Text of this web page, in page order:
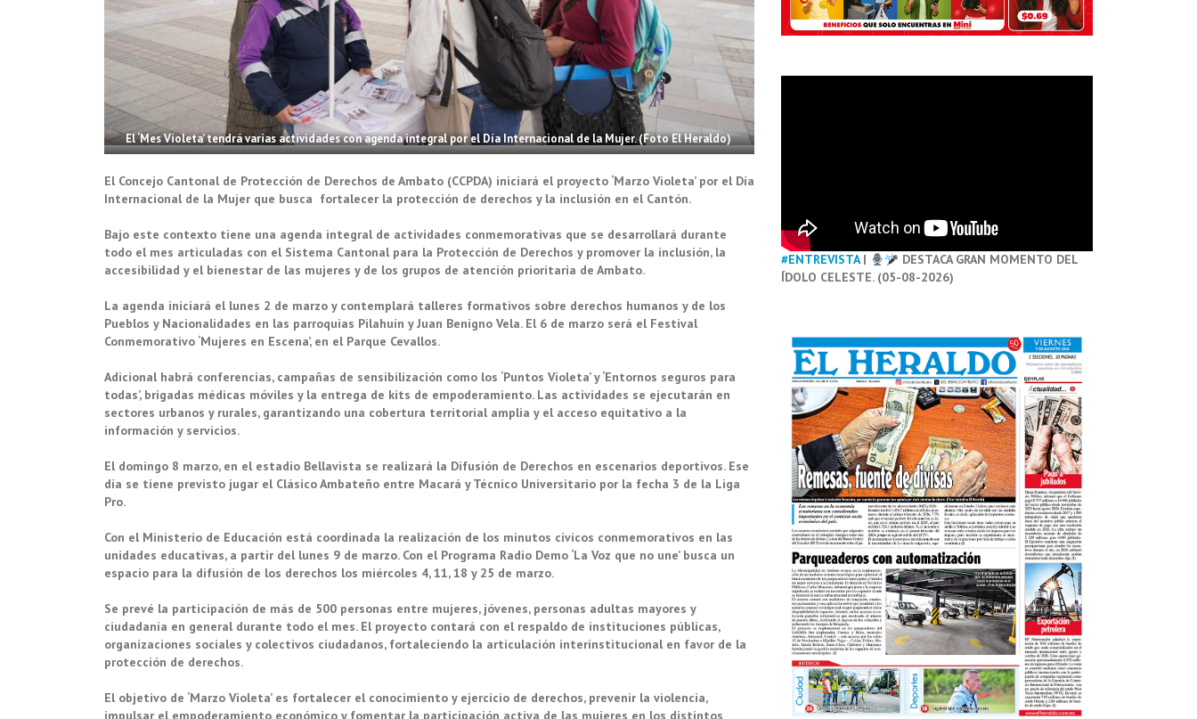
El ‘Mes Violeta’ tendrá varias actividades con agenda integral por el Día Internacional de la Mujer. (Foto El Heraldo)
El Concejo Cantonal de Protección de Derechos de Ambato (CCPDA) iniciará el proyecto ‘Marzo Violeta’ por el Día
Internacional de la Mujer que busca fortalecer la protección de derechos y la inclusión en el Cantón.
Bajo este contexto tiene una agenda integral de actividades conmemorativas que se desarrollará durante
todo el mes articuladas con el Sistema Cantonal para la Protección de Derechos y promover la inclusión, la
accesibilidad y el bienestar de las mujeres y de los grupos de atención prioritaria de Ambato.
La agenda iniciará el lunes 2 de marzo y contemplará talleres formativos sobre derechos humanos y de los
Pueblos y Nacionalidades en las parroquias Pilahuín y Juan Benigno Vela. El 6 de marzo será el Festival
Conmemorativo ‘Mujeres en Escena’, en el Parque Cevallos.
Adicional habrá conferencias, campañas de sensibilización como los ‘Puntos Violeta’ y ‘Entornos seguros para
todas’, brigadas médicas móviles y la entrega de kits de empoderamiento. Las actividades se ejecutarán en
sectores urbanos y rurales, garantizando una cobertura territorial amplia y el acceso equitativo a la
información y servicios.
El domingo 8 marzo, en el estadio Bellavista se realizará la Difusión de Derechos en escenarios deportivos. Ese
día se tiene previsto jugar el Clásico Ambateño entre Macará y Técnico Universitario por la fecha 3 de la Liga
Pro.
Con el Ministerio de Educación está coordinada la realización de los minutos cívicos conmemorativos en las
unidades educativas, a partir del lunes 9 de marzo. Con el Programa Radio Demo ‘La Voz que no une’ busca un
espacio para la difusión de los derechos los miércoles 4, 11, 18 y 25 de marzo.
Se prevé la participación de más de 500 personas entre mujeres, jóvenes, personas adultas mayores y
ciudadanía en general durante todo el mes. El proyecto contará con el respaldo de instituciones públicas,
organizaciones sociales y colectivos ciudadanos, fortaleciendo la articulación interinstitucional en favor de la
protección de derechos.
El objetivo de ‘Marzo Violeta’ es fortalecer el conocimiento y ejercicio de derechos, prevenir la violencia,
impulsar el empoderamiento económico y fomentar la participación activa de las mujeres en los distintos
#ENTREVISTA|
DESTACA GRAN MOMENTO DEL
ÍDOLO CELESTE. (05-08-2026)